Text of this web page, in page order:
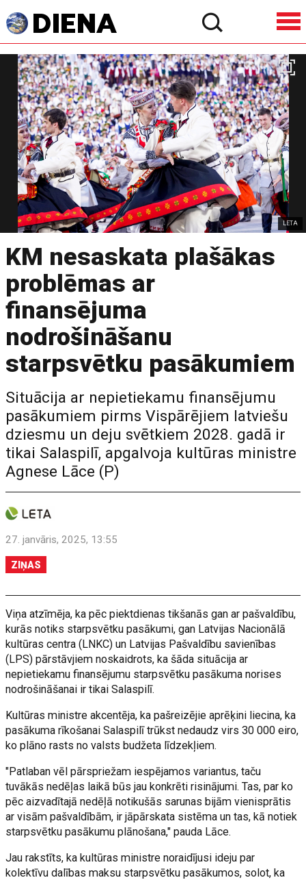
LETA
KM nesaskata plašākas
problēmas ar
finansējuma
nodrošināšanu
starpsvētku pasākumiem
Situācija ar nepietiekamu finansējumu
pasākumiem pirms Vispārējiem latviešu
dziesmu un deju svētkiem 2028. gadā ir
tikai Salaspilī, apgalvoja kultūras ministre
Agnese Lāce (P)
27. janvāris, 2025, 13:55
ZIŅAS
Viņa atzīmēja, ka pēc piektdienas tikšanās gan ar pašvaldību,
kurās notiks starpsvētku pasākumi, gan Latvijas Nacionālā
kultūras centra (LNKC) un Latvijas Pašvaldību savienības
(LPS) pārstāvjiem noskaidrots, ka šāda situācija ar
nepietiekamu finansējumu starpsvētku pasākuma norises
nodrošināšanai ir tikai Salaspilī.
Kultūras ministre akcentēja, ka pašreizējie aprēķini liecina, ka
pasākuma rīkošanai Salaspilī trūkst nedaudz virs 30 000 eiro,
ko plāno rasts no valsts budžeta līdzekļiem.
"Patlaban vēl pārspriežam iespējamos variantus, taču
tuvākās nedēļas laikā būs jau konkrēti risinājumi. Tas, par ko
pēc aizvadītajā nedēļā notikušās sarunas bijām vienisprātis
ar visām pašvaldībām, ir jāpārskata sistēma un tas, kā notiek
starpsvētku pasākumu plānošana," pauda Lāce.
Jau rakstīts, ka kultūras ministre noraidījusi ideju par
kolektīvu dalības maksu starpsvētku pasākumos, solot, ka